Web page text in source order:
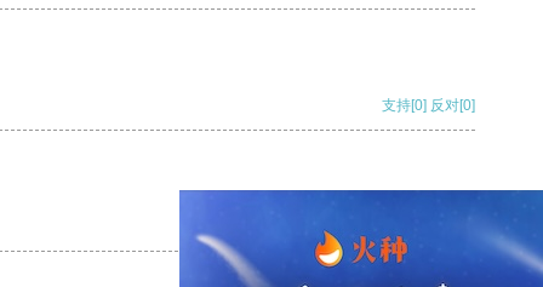
支持[0] 反对[0]